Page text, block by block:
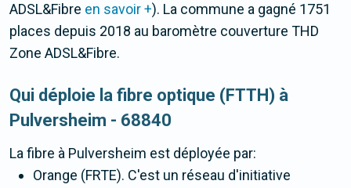
ADSL&Fibre en savoir +). La commune a gagné 1751
places depuis 2018 au baromètre couverture THD
Zone ADSL&Fibre.
Qui déploie la fibre optique (FTTH) à
Pulversheim - 68840
La fibre à Pulversheim est déployée par:
Orange (FRTE). C'est un réseau d'initiative